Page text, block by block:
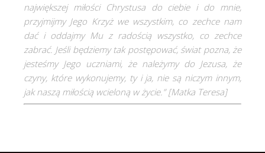
największej miłości Chrystusa do ciebie i do mnie,
przyjmijmy Jego Krzyż we wszystkim, co zechce nam
dać i oddajmy Mu z radością wszystko, co zechce
zabrać. Jeśli będziemy tak postępować, świat pozna, że
jesteśmy Jego uczniami, że należymy do Jezusa, że
czyny, które wykonujemy, ty i ja, nie są niczym innym,
jak naszą miłością wcieloną w życie.” [Matka Teresa]